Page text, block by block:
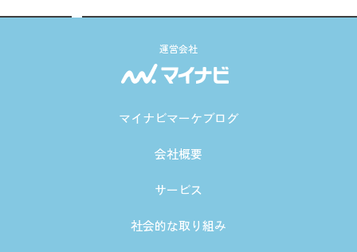
運営会社
マイナビマーケブログ
会社概要
サービス
社会的な取り組み